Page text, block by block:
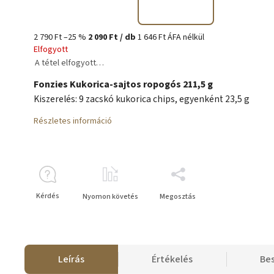
2 790 Ft–25 % 2 090 Ft/ db 1 646 Ft ÁFA nélkül
Elfogyott
A tétel elfogyott…
Fonzies Kukorica-sajtos ropogós 211,5 g
Kiszerelés: 9 zacskó kukorica chips, egyenként 23,5 g
Részletes információ
Kérdés Nyomon követés Megosztás
Leírás Értékelés